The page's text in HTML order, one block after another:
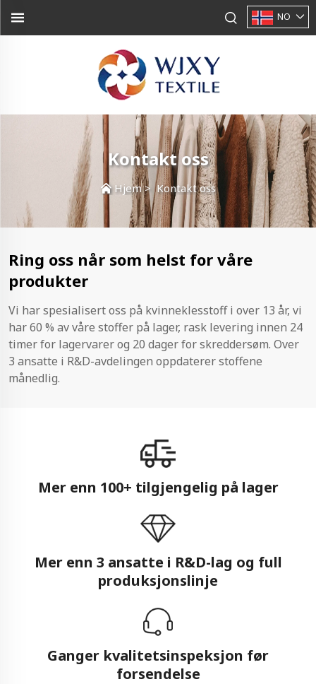
NO
Kontakt oss
Hjem>Kontakt oss
Ring oss når som helst for våre
produkter
Vi har spesialisert oss på kvinneklesstoff i over 13 år, vi
har 60 % av våre stoffer på lager, rask levering innen 24
timer for lagervarer og 20 dager for skreddersøm. Over
3 ansatte i R&D-avdelingen oppdaterer stoffene
månedlig.
Mer enn 100+ tilgjengelig på lager
Mer enn 3 ansatte i R&D-lag og full
produksjonslinje
Ganger kvalitetsinspeksjon før
forsendelse